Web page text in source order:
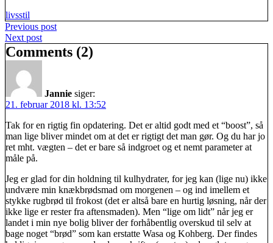
livsstil
Indlægsnavigation
Previous post
Next post
Comments (2)
Jannie siger:
21. februar 2018 kl. 13:52
Tak for en rigtig fin opdatering. Det er altid godt med et “boost”, så
man lige bliver mindet om at det er rigtigt det man gør. Og du har jo
ret mht. vægten – det er bare så indgroet og et nemt parameter at
måle på.
Jeg er glad for din holdning til kulhydrater, for jeg kan (lige nu) ikke
undvære min knækbrødsmad om morgenen – og ind imellem et
stykke rugbrød til frokost (det er altså bare en hurtig løsning, når der
ikke lige er rester fra aftensmaden). Men “lige om lidt” når jeg er
landet i min nye bolig bliver der forhåbentlig overskud til selv at
bage noget “brød” som kan erstatte Wasa og Kohberg. Der findes